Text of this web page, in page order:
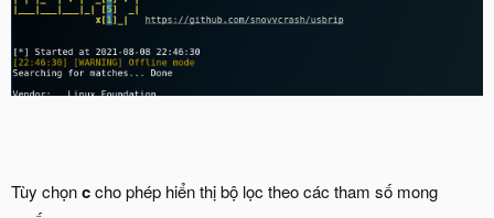
Tùy chọnccho phép hiển thị bộ lọc theo các tham số mong